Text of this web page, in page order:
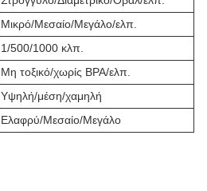
Μικρό/Μεσαίο/Μεγάλο/ελπ.
1/500/1000 κλπ.
Μη τοξικό/χωρίς BPA/ελπ.
Υψηλή/μέση/χαμηλή
Ελαφρύ/Μεσαίο/Μεγάλο